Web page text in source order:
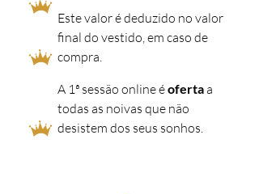
Este valor é deduzido no valor
final do vestido, em caso de
compra.
A 1ª sessão online éofertaa
todas as noivas que não
desistem dos seus sonhos.